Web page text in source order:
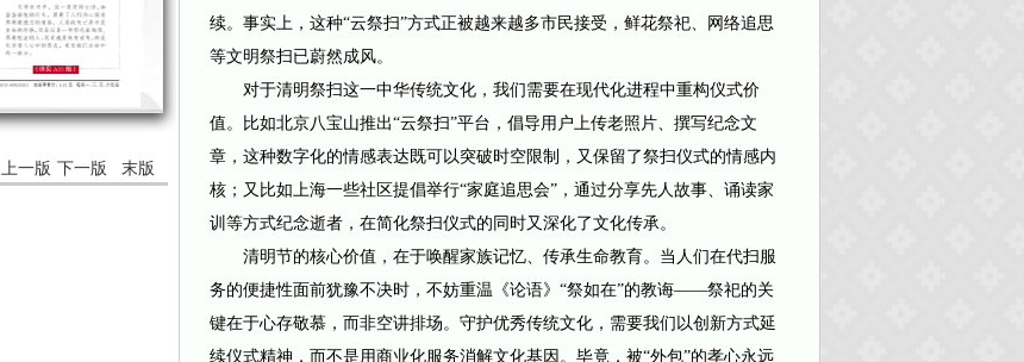
上一版 下一版 末版
续。事实上，这种“云祭扫”方式正被越来越多市民接受，鲜花祭祀、网络追思
等文明祭扫已蔚然成风。
对于清明祭扫这一中华传统文化，我们需要在现代化进程中重构仪式价
值。比如北京八宝山推出“云祭扫”平台，倡导用户上传老照片、撰写纪念文
章，这种数字化的情感表达既可以突破时空限制，又保留了祭扫仪式的情感内
核；又比如上海一些社区提倡举行“家庭追思会”，通过分享先人故事、诵读家
训等方式纪念逝者，在简化祭扫仪式的同时又深化了文化传承。
清明节的核心价值，在于唤醒家族记忆、传承生命教育。当人们在代扫服
务的便捷性面前犹豫不决时，不妨重温《论语》“祭如在”的教诲——祭祀的关
键在于心存敬慕，而非空讲排场。守护优秀传统文化，需要我们以创新方式延
续仪式精神，而不是用商业化服务消解文化基因。毕竟，被“外包”的孝心永远